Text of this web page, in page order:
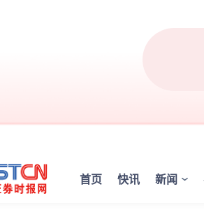
首页 快讯 新闻